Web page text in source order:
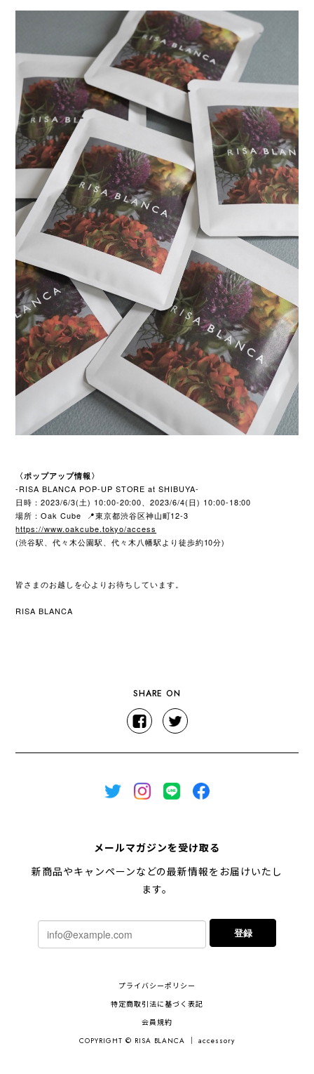
〈ポップアップ情報〉
-RISA BLANCA POP-UP STORE at SHIBUYA-
日時：2023/6/3(土) 10:00-20:00、2023/6/4(日) 10:00-18:00
場所：Oak Cube
📍東京都渋谷区神山町12-3
https://www.oakcube.tokyo/access
(渋谷駅、代々木公園駅、代々木八幡駅より徒歩約10分)
皆さまのお越しを心よりお待ちしています。
RISA BLANCA
SHARE ON
メールマガジンを受け取る
新商品やキャンペーンなどの最新情報をお届けいたし
ます。
登録
プライバシーポリシー
特定商取引法に基づく表記
会員規約
COPYRIGHT © RISA BLANCA ｜ accessory